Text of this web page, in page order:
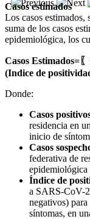
Casos estimados
Los casos estimados,
suma de los casos
epidemiológica, los
Casos Estimados= 〖
(Indice de
Donde:
Casos
residencia en
inicio de
Casos
federativa de
epidemiológica
Índice de
a SARS-CoV-
negativos)
síntomas, en